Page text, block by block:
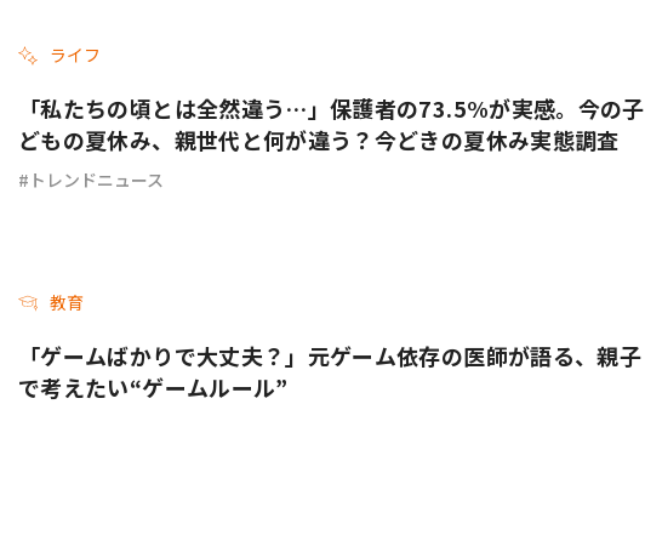
ライフ
「私たちの頃とは全然違う…」保護者の73.5%が実感。今の子
どもの夏休み、親世代と何が違う？今どきの夏休み実態調査
トレンドニュース
教育
「ゲームばかりで大丈夫？」元ゲーム依存の医師が語る、親子
で考えたい“ゲームルール”